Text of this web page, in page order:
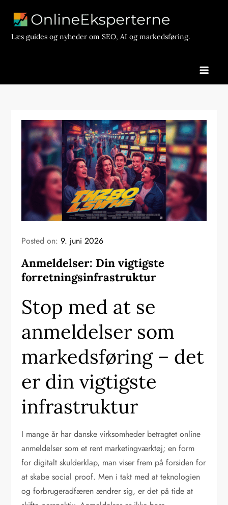
contentLæs guides og nyheder om SEO, AI og markedsføring.
Posted on:9. juni 2026
Anmeldelser: Din vigtigste
forretningsinfrastruktur
Stop med at se
anmeldelser som
markedsføring – det
er din vigtigste
infrastruktur
I mange år har danske virksomheder betragtet online
anmeldelser som et rent marketingværktøj; en form
for digitalt skulderklap, man viser frem på forsiden for
at skabe social proof. Men i takt med at teknologien
og forbrugeradfæren ændrer sig, er det på tide at